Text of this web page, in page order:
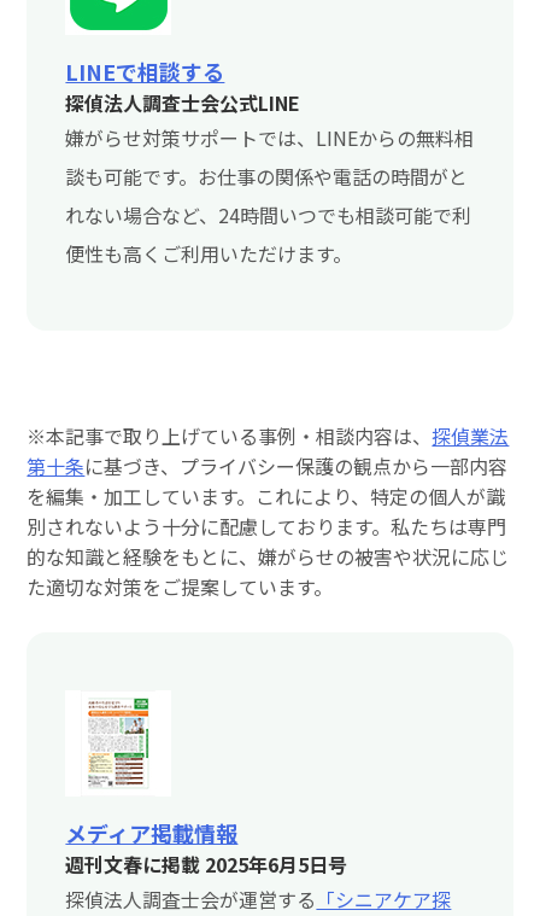
LINEで相談する
探偵法人調査士会公式LINE
嫌がらせ対策サポートでは、LINEからの無料相
談も可能です。お仕事の関係や電話の時間がと
れない場合など、24時間いつでも相談可能で利
便性も高くご利用いただけます。
※本記事で取り上げている事例・相談内容は、探偵業法
第十条に基づき、プライバシー保護の観点から一部内容
を編集・加工しています。これにより、特定の個人が識
別されないよう十分に配慮しております。私たちは専門
的な知識と経験をもとに、嫌がらせの被害や状況に応じ
た適切な対策をご提案しています。
メディア掲載情報
週刊文春に掲載 2025年6月5日号
探偵法人調査士会が運営する 「シニアケア探